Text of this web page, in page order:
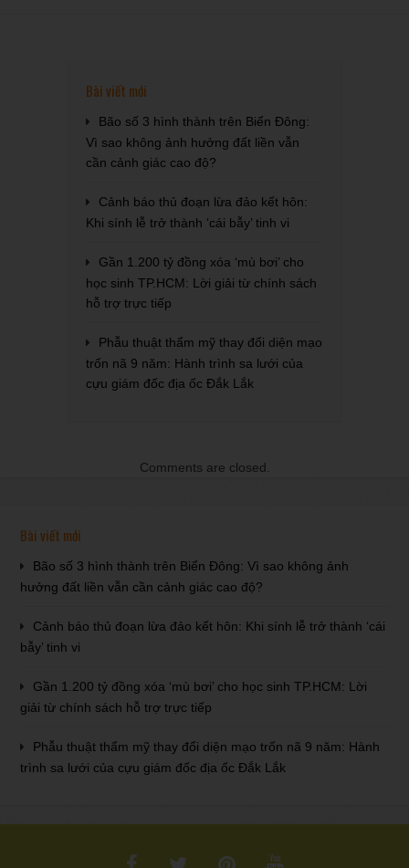
Bài viết mới
Bão số 3 hình thành trên Biển Đông:
Vì sao không ảnh hưởng đất liền vẫn
cần cảnh giác cao độ?
Cảnh báo thủ đoạn lừa đảo kết hôn:
Khi sính lễ trở thành ‘cái bẫy’ tinh vi
Gần 1.200 tỷ đồng xóa ‘mù bơi’ cho
học sinh TP.HCM: Lời giải từ chính sách
hỗ trợ trực tiếp
Phẫu thuật thẩm mỹ thay đổi diện mạo
trốn nã 9 năm: Hành trình sa lưới của
cựu giám đốc địa ốc Đắk Lắk
Comments are closed.
Bài viết mới
Bão số 3 hình thành trên Biển Đông: Vì sao không ảnh
hưởng đất liền vẫn cần cảnh giác cao độ?
Cảnh báo thủ đoạn lừa đảo kết hôn: Khi sính lễ trở thành ‘cái
bẫy’ tinh vi
Gần 1.200 tỷ đồng xóa ‘mù bơi’ cho học sinh TP.HCM: Lời
giải từ chính sách hỗ trợ trực tiếp
Phẫu thuật thẩm mỹ thay đổi diện mạo trốn nã 9 năm: Hành
trình sa lưới của cựu giám đốc địa ốc Đắk Lắk